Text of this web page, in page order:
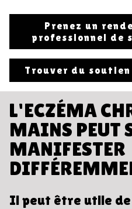
Prenez un
professionnel de
Trouver du
L'ECZÉMA
MAINS PEUT
MANIFESTER
Il peut être utile